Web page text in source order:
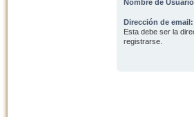
Nombre de
Dirección de email:
Esta debe ser la
registrarse.